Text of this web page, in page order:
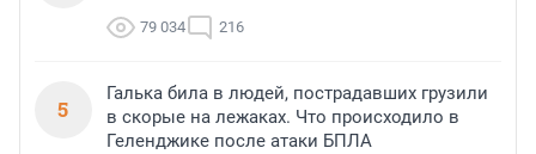
79 034 216
5
Галька била в людей, пострадавших грузили
в скорые на лежаках. Что происходило в
Геленджике после атаки БПЛА